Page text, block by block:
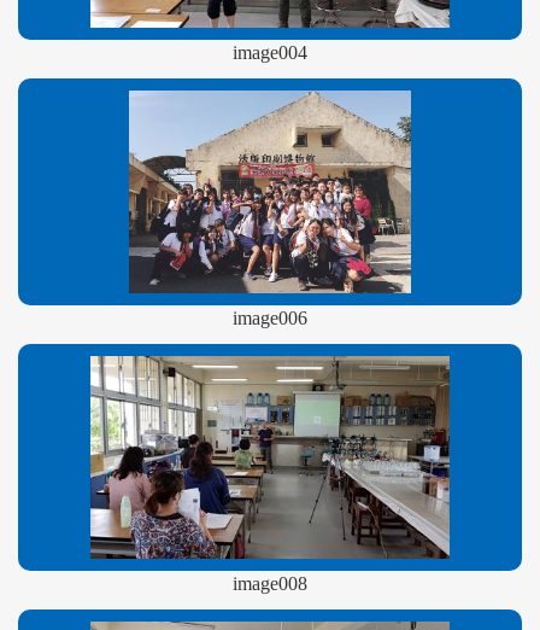
image004
image006
image008